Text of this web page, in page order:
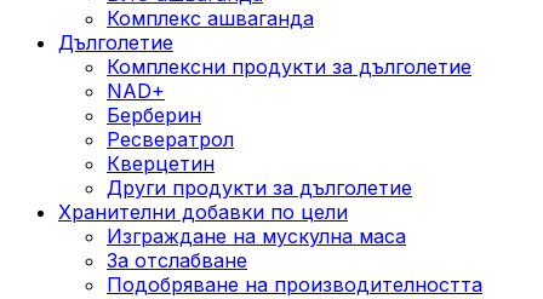
Комплекс ашваганда
Дълголетие
Комплексни продукти за дълголетие
NAD+
Берберин
Ресвератрол
Кверцетин
Други продукти за дълголетие
Хранителни добавки по цели
Изграждане на мускулна маса
За отслабване
Подобряване на производителността